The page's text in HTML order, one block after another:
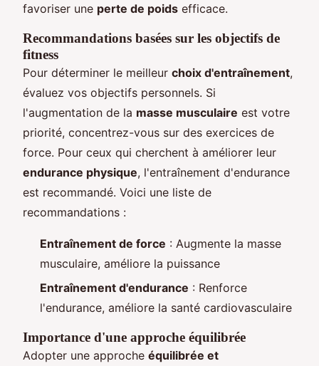
favoriser une perte de poids efficace.
Recommandations basées sur les objectifs de
fitness
Pour déterminer le meilleur choix d'entraînement,
évaluez vos objectifs personnels. Si
l'augmentation de la masse musculaire est votre
priorité, concentrez-vous sur des exercices de
force. Pour ceux qui cherchent à améliorer leur
endurance physique, l'entraînement d'endurance
est recommandé. Voici une liste de
recommandations :
Entraînement de force : Augmente la masse
musculaire, améliore la puissance
Entraînement d'endurance : Renforce
l'endurance, améliore la santé cardiovasculaire
Importance d'une approche équilibrée
Adopter une approche équilibrée et